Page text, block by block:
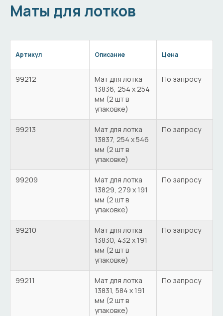
Маты для лотков
Артикул Описание Цена
99212
Мат для лотка
13836, 254 х 254
мм (2 шт в
упаковке)
По запросу
99213
Мат для лотка
13837, 254 х 546
мм (2 шт в
упаковке)
По запросу
99209
Мат для лотка
13829, 279 х 191
мм (2 шт в
упаковке)
По запросу
99210
Мат для лотка
13830, 432 х 191
мм (2 шт в
упаковке)
По запросу
99211
Мат для лотка
13831, 584 х 191
мм (2 шт в
упаковке)
По запросу